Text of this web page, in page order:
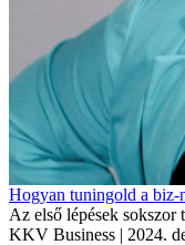
Hogyan tuningold a biz-
Az első lépések sokszor
KKV Business | 2024.